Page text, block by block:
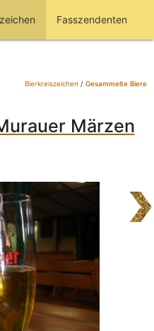
Fasszendenten
Bierkreiszeichen / Gesammelte Biere
Märzen